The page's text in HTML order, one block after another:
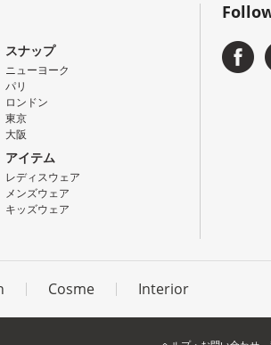
スナップ
ニューヨーク
パリ
ロンドン
東京
大阪
アイテム
レディスウェア
メンズウェア
キッズウェア
Cosme Interior